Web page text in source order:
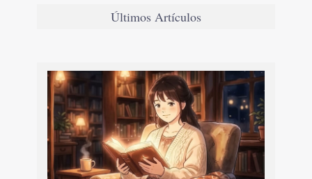
Últimos Artículos